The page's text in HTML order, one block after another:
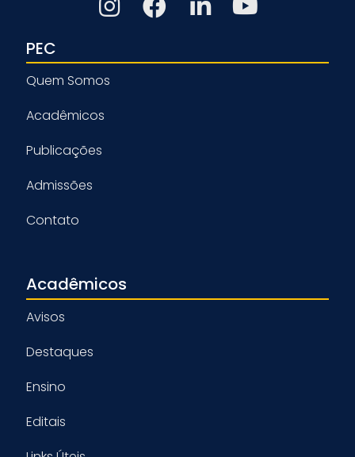
PEC
Quem Somos
Acadêmicos
Publicações
Admissões
Contato
Acadêmicos
Avisos
Destaques
Ensino
Editais